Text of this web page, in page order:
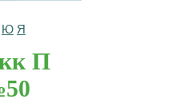
Ю Я
П